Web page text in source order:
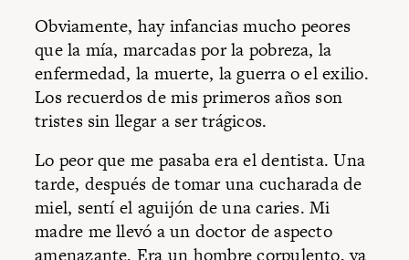
Obviamente, hay infancias mucho peores
que la mía, marcadas por la pobreza, la
enfermedad, la muerte, la guerra o el exilio.
Los recuerdos de mis primeros años son
tristes sin llegar a ser trágicos.
Lo peor que me pasaba era el dentista. Una
tarde, después de tomar una cucharada de
miel, sentí el aguijón de una caries. Mi
madre me llevó a un doctor de aspecto